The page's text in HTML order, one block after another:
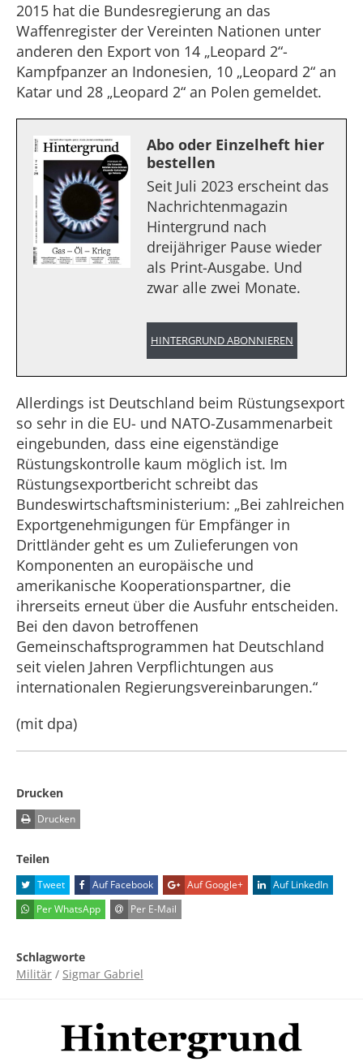
2015 hat die Bundesregierung an das
Waffenregister der Vereinten Nationen unter
anderen den Export von 14 „Leopard 2“-
Kampfpanzer an Indonesien, 10 „Leopard 2“ an
Katar und 28 „Leopard 2“ an Polen gemeldet.
Abo oder Einzelheft hier
bestellen
Seit Juli 2023 erscheint das
Nachrichtenmagazin
Hintergrund nach
dreijähriger Pause wieder
als Print-Ausgabe. Und
zwar alle zwei Monate.
HINTERGRUND ABONNIEREN
Allerdings ist Deutschland beim Rüstungsexport
so sehr in die EU- und NATO-Zusammenarbeit
eingebunden, dass eine eigenständige
Rüstungskontrolle kaum möglich ist. Im
Rüstungsexportbericht schreibt das
Bundeswirtschaftsministerium: „Bei zahlreichen
Exportgenehmigungen für Empfänger in
Drittländer geht es um Zulieferungen von
Komponenten an europäische und
amerikanische Kooperationspartner, die
ihrerseits erneut über die Ausfuhr entscheiden.
Bei den davon betroffenen
Gemeinschaftsprogrammen hat Deutschland
seit vielen Jahren Verpflichtungen aus
internationalen Regierungsvereinbarungen.“
(mit dpa)
Drucken
Drucken
Teilen
Tweet Auf Facebook Auf Google+
Auf LinkedIn
Per WhatsApp
Per E-Mail
Schlagworte
Militär / Sigmar Gabriel